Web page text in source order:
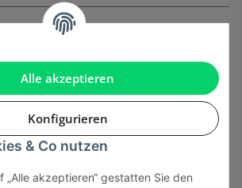
Alle akzeptieren
Konfigurieren
& Co nutzen
„Alle akzeptieren“ gestatten Sie den